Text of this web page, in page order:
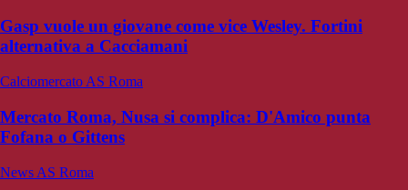
Gasp vuole un giovane come vice Wesley. Fortini
alternativa a Cacciamani
Calciomercato AS Roma
Mercato Roma, Nusa si complica: D'Amico punta
Fofana o Gittens
News AS Roma